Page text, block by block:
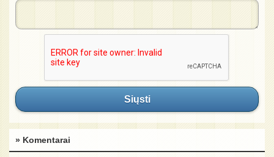
Siųsti
» Komentarai